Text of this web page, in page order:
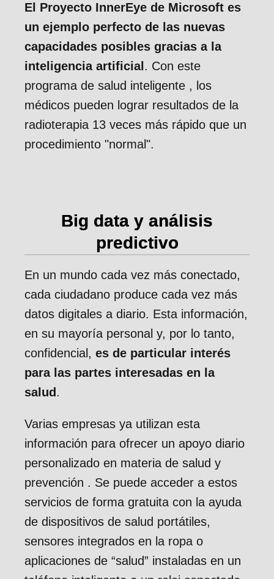
El Proyecto InnerEye de Microsoft es
un ejemplo perfecto de las nuevas
capacidades posibles gracias a la
inteligencia artificial . Con este
programa de salud inteligente , los
médicos pueden lograr resultados de la
radioterapia 13 veces más rápido que un
procedimiento "normal".
Big data y análisis
predictivo
En un mundo cada vez más conectado,
cada ciudadano produce cada vez más
datos digitales a diario. Esta información,
en su mayoría personal y, por lo tanto,
confidencial, es de particular interés
para las partes interesadas en la
salud .
Varias empresas ya utilizan esta
información para ofrecer un apoyo diario
personalizado en materia de salud y
prevención . Se puede acceder a estos
servicios de forma gratuita con la ayuda
de dispositivos de salud portátiles,
sensores integrados en la ropa o
aplicaciones de “salud” instaladas en un